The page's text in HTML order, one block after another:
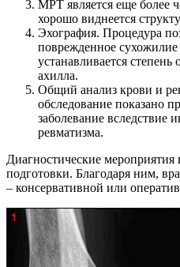
МРТ является еще более
хорошо виднеется
Эхография. Процедура
поврежденное сухожилие
устанавливается
ахилла.
Общий анализ крови и
обследование показано
заболевание вследствие
ревматизма.
Диагностические мероприятия
подготовки. Благодаря ним,
– консервативной или